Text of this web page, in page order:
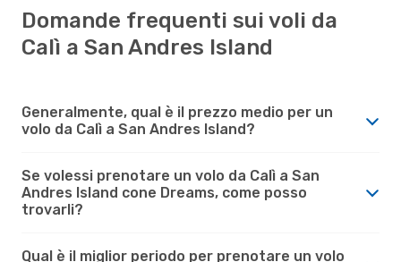
Domande frequenti sui voli da
Calì a San Andres Island
Generalmente, qual è il prezzo medio per un
volo da Calì a San Andres Island?
Se volessi prenotare un volo da Calì a San
Andres Island cone Dreams, come posso
trovarli?
Qual è il miglior periodo per prenotare un volo